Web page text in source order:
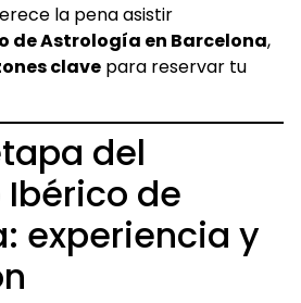
la pena asistir
de Astrología en Barcelona,
clave para reservar tu
del
de
experiencia y